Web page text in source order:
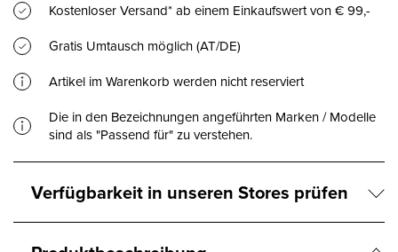
Kostenloser Versand* ab einem Einkaufswert von € 99,-
Gratis Umtausch möglich (AT/DE)
Artikel im Warenkorb werden nicht reserviert
Die in den Bezeichnungen angeführten Marken / Modelle
sind als "Passend für" zu verstehen.
Verfügbarkeit in unseren Stores prüfen